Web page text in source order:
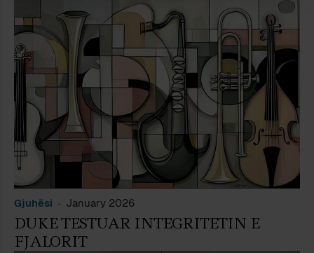
Gjuhësi January 2026
DUKE TESTUAR INTEGRITETIN E
FJALORIT